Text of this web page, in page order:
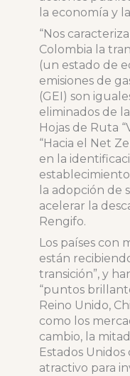
la economía y
“Nos
Colombia la
(un estado de
emisiones de
(GEI) son
eliminados de
Hojas de Ruta
“Hacia el Net
en la
la adopción de
acelerar la
Rengifo.
Los países con
están
transición”, y
“puntos
Reino Unido,
como los
cambio, la
Estados
atractivo para